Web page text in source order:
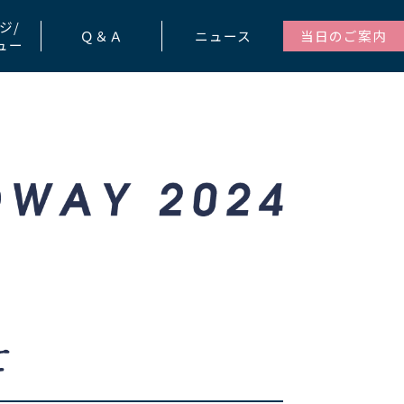
/
ー
Ｑ＆Ａ ニュース 当日のご案内